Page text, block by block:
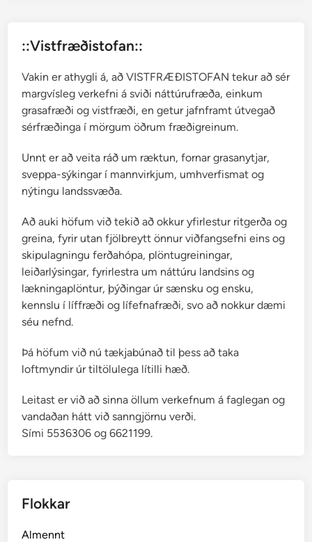
::Vistfræðistofan::
Vakin er athygli á, að VISTFRÆÐISTOFAN tekur að sér
margvísleg verkefni á sviði náttúrufræða, einkum
grasafræði og vistfræði, en getur jafnframt útvegað
sérfræðinga í mörgum öðrum fræðigreinum.
Unnt er að veita ráð um ræktun, fornar grasanytjar,
sveppa-sýkingar í mannvirkjum, umhverfismat og
nýtingu landssvæða.
Að auki höfum við tekið að okkur yfirlestur ritgerða og
greina, fyrir utan fjölbreytt önnur viðfangsefni eins og
skipulagningu ferðahópa, plöntugreiningar,
leiðarlýsingar, fyrirlestra um náttúru landsins og
lækningaplöntur, þýðingar úr sænsku og ensku,
kennslu í líffræði og lífefnafræði, svo að nokkur dæmi
séu nefnd.
Þá höfum við nú tækjabúnað til þess að taka
loftmyndir úr tiltölulega lítilli hæð.
Leitast er við að sinna öllum verkefnum á faglegan og
vandaðan hátt við sanngjörnu verði.
Sími 5536306 og 6621199.
Flokkar
Almennt